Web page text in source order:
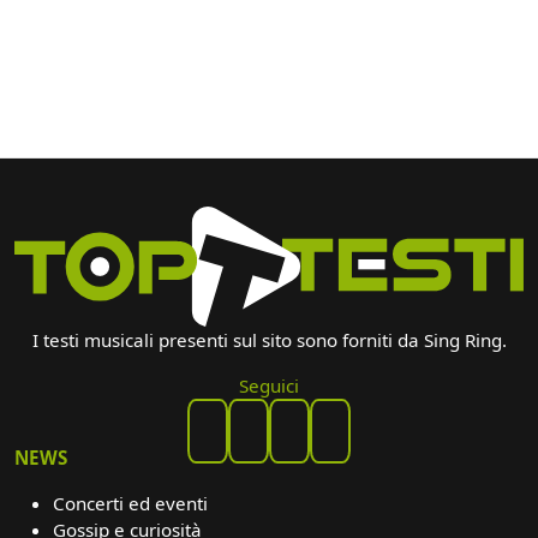
I testi musicali presenti sul sito sono forniti da Sing Ring.
Seguici
NEWS
Concerti ed eventi
Gossip e curiosità